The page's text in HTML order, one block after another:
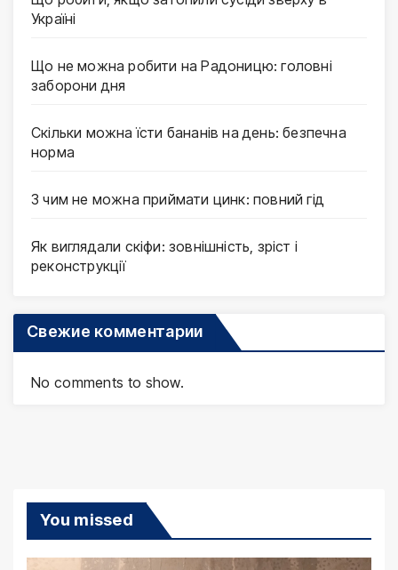
Україні
Що не можна робити на Радоницю: головні
заборони дня
Скільки можна їсти бананів на день: безпечна
норма
З чим не можна приймати цинк: повний гід
Як виглядали скіфи: зовнішність, зріст і
реконструкції
Свежие комментарии
No comments to show.
You missed